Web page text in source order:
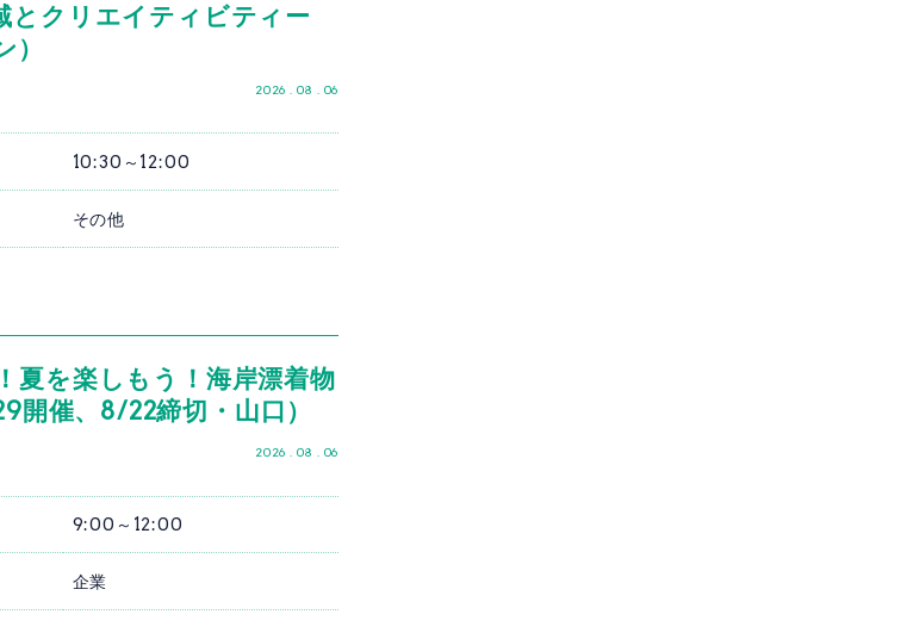
とクリエイティビティー
2026 . 08 . 06
10:30～12:00
その他
夏を楽しもう！海岸漂着物
催、8/22締切・山口）
2026 . 08 . 06
9:00～12:00
企業